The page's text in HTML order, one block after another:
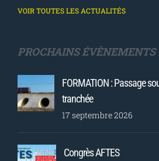
VOIR TOUTES LES ACTUALITÉS
PROCHAINS ÉVÈNEMENTS
FORMATION : Passage
tranchée
17 septembre 2026
Congrès AFTES